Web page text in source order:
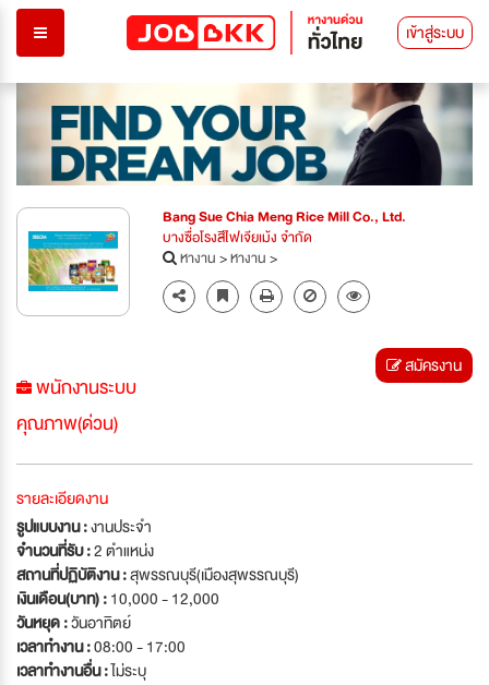
เข้าสู่ระบบ
Bang Sue Chia Meng Rice Mill Co., Ltd.
บางซื่อโรงสีไฟเจียเม้ง จำกัด
หางาน>หางาน>
พนักงานระบบ
คุณภาพ(ด่วน)
สมัครงาน
รายละเอียดงาน
รูปแบบงาน :งานประจำ
จำนวนที่รับ :2 ตำแหน่ง
สถานที่ปฏิบัติงาน :สุพรรณบุรี(เมืองสุพรรณบุรี)
เงินเดือน(บาท) :10,000 - 12,000
วันหยุด :วันอาทิตย์
เวลาทำงาน :08:00 - 17:00
เวลาทำงานอื่น :ไม่ระบุ